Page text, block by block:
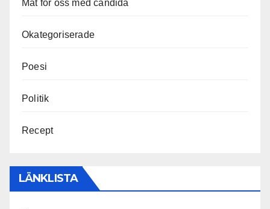
Mat för oss med candida
Okategoriserade
Poesi
Politik
Recept
LÄNKLISTA